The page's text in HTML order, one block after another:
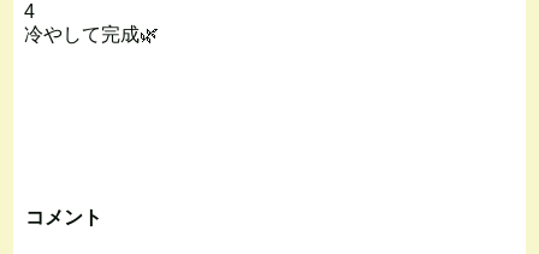
4
冷やして完成🌿
コメント